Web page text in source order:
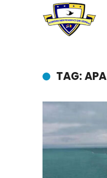
TAG: APA